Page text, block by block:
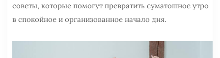
советы, которые помогут превратить суматошное утро
в спокойное и организованное начало дня.